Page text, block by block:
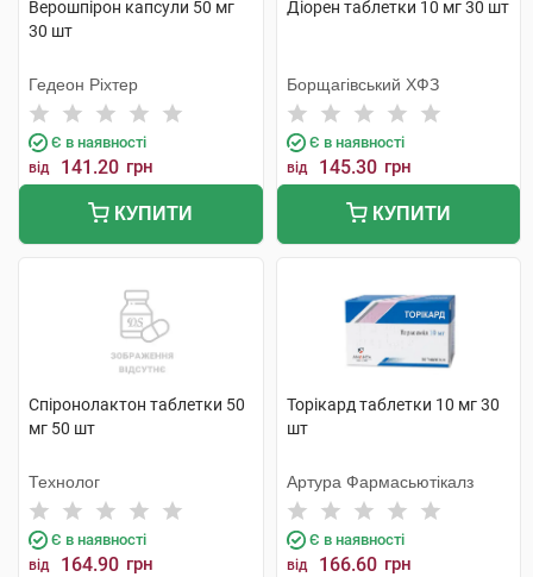
Верошпірон капсули 50 мг
30 шт
Гедеон Ріхтер
Є в наявності
від 141.20 грн
КУПИТИ
Діорен таблетки 10 мг 30 шт
Борщагівський ХФЗ
Є в наявності
від 145.30 грн
КУПИТИ
Спіронолактон таблетки 50
мг 50 шт
Технолог
Є в наявності
від 164.90 грн
Торікард таблетки 10 мг 30
шт
Артура Фармасьютікалз
Є в наявності
від 166.60 грн